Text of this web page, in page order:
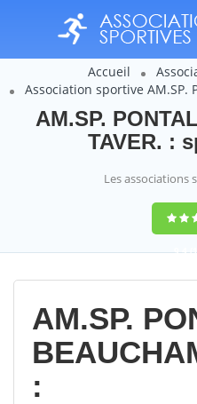
Accueil
Association sportive AM.SP.
AM.SP.
TAVER. :
Les associations
9,4
14358
AM.SP.
: